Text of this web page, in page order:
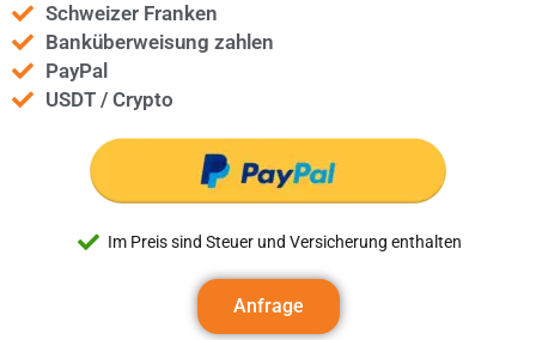
Schweizer Franken
Banküberweisung zahlen
PayPal
USDT / Crypto
Im Preis sind Steuer und Versicherung enthalten
Anfrage